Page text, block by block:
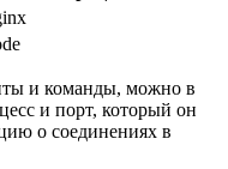
и команды, можно в
и порт, который он
о соединениях в